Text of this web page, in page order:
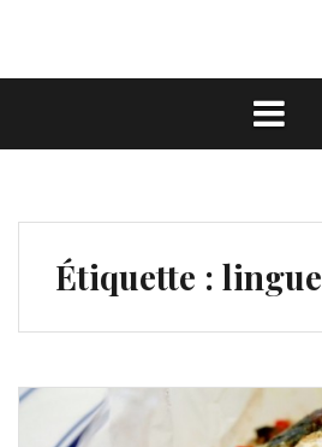
Étiquette : lingue